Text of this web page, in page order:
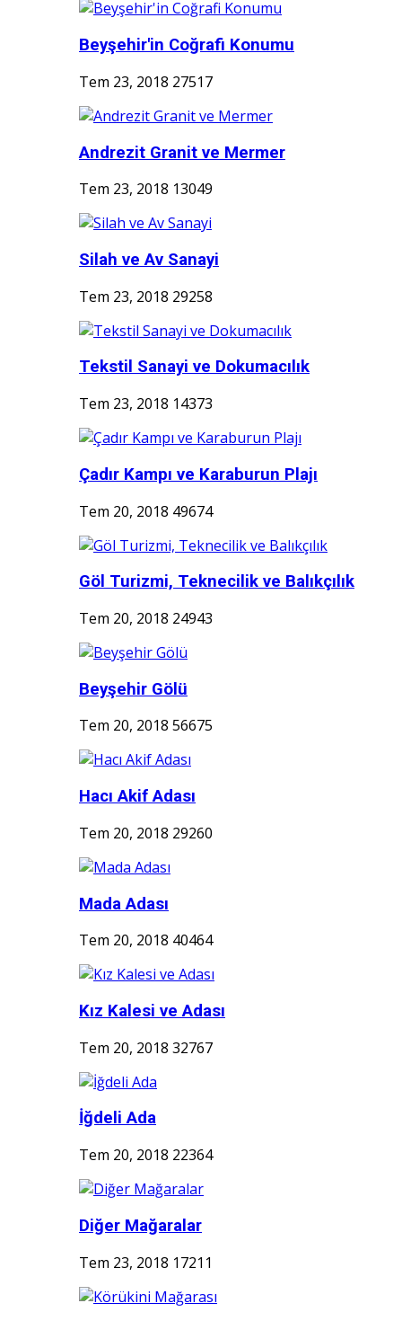
Beyşehir'in Coğrafi Konumu
Tem 23, 2018 27517
Andrezit Granit ve Mermer
Tem 23, 2018 13049
Silah ve Av Sanayi
Tem 23, 2018 29258
Tekstil Sanayi ve Dokumacılık
Tem 23, 2018 14373
Çadır Kampı ve Karaburun Plajı
Tem 20, 2018 49674
Göl Turizmi, Teknecilik ve Balıkçılık
Tem 20, 2018 24943
Beyşehir Gölü
Tem 20, 2018 56675
Hacı Akif Adası
Tem 20, 2018 29260
Mada Adası
Tem 20, 2018 40464
Kız Kalesi ve Adası
Tem 20, 2018 32767
İğdeli Ada
Tem 20, 2018 22364
Diğer Mağaralar
Tem 23, 2018 17211